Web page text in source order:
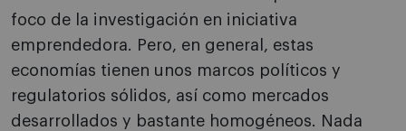
foco de la investigación en iniciativa
emprendedora. Pero, en general, estas
economías tienen unos marcos políticos y
regulatorios sólidos, así como mercados
desarrollados y bastante homogéneos. Nada